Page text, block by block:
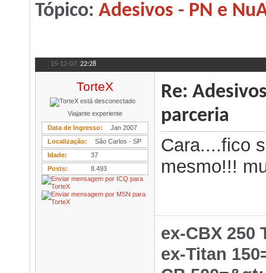
Tópico: Adesivos - PN e
15-12-07, 22:28
TorteX
Viajante experiente
Data de Ingresso
Jan 2007
Localização
São Carlos - SP
Idade
37
Posts
8.493
Re:
parceria
Cara....fico
mesmo!!!
ex-CBX 250
ex-Titan